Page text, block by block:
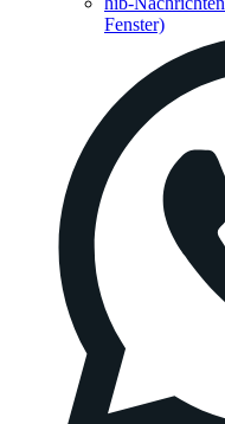
Fenster)